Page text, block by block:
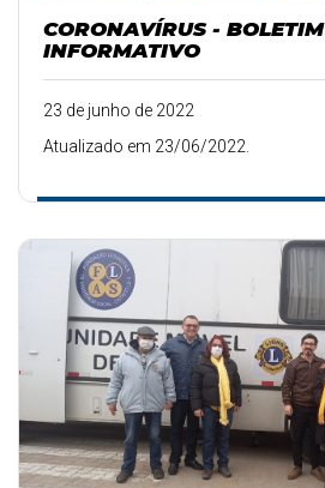
CORONAVÍRUS - BOLETIM
INFORMATIVO
23 de junho de 2022
Atualizado em 23/06/2022.